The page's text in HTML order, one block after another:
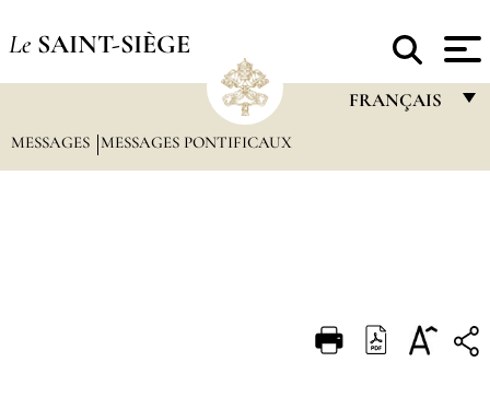
Le SAINT-SIÈGE
FRANÇAIS
DEUTSCH
MESSAGES MESSAGES PONTIFICAUX